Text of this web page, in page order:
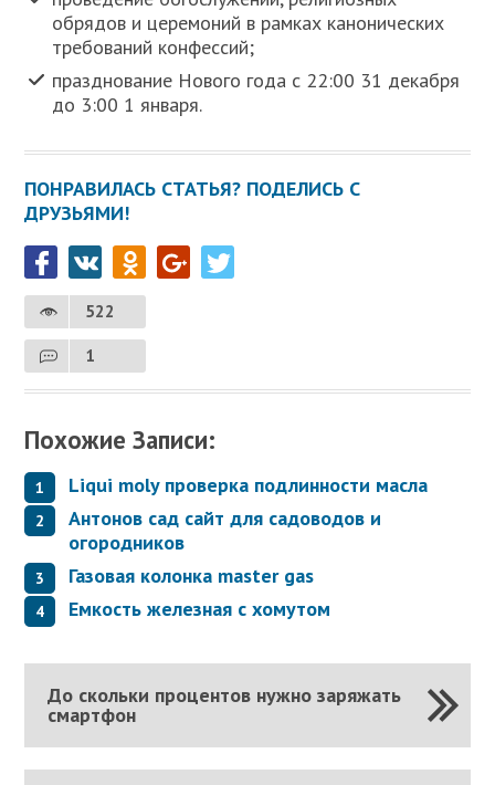
обрядов и церемоний в рамках канонических
требований конфессий;
празднование Нового года с 22:00 31 декабря
до 3:00 1 января.
ПОНРАВИЛАСЬ СТАТЬЯ? ПОДЕЛИСЬ С
ДРУЗЬЯМИ!
522
1
Похожие Записи:
Liqui moly проверка подлинности масла
Антонов сад сайт для садоводов и
огородников
Газовая колонка master gas
Емкость железная с хомутом
До скольки процентов нужно заряжать
смартфон